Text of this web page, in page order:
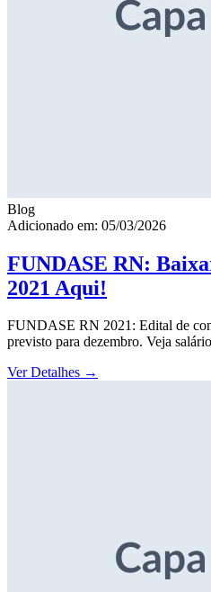
Blog
Adicionado em: 05/03/2026
FUNDASE RN:
2021 Aqui!
FUNDASE RN 2021: Edital de
previsto para dezembro. Veja
Ver Detalhes →